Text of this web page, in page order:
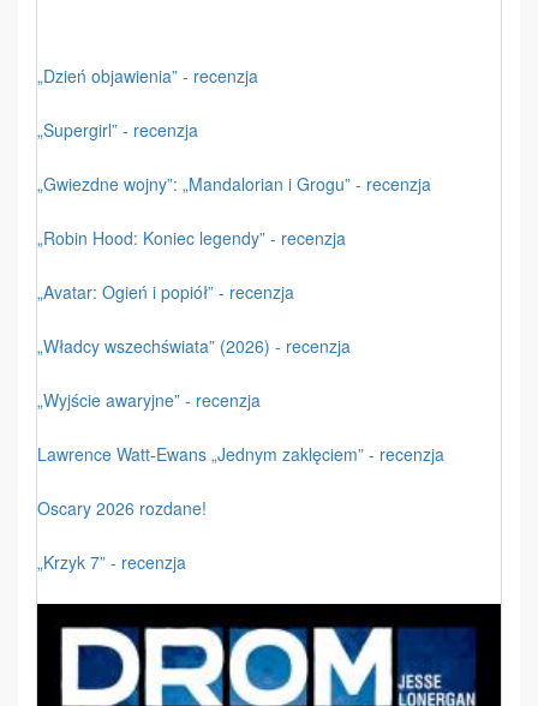
„Dzień objawienia” - recenzja
„Supergirl” - recenzja
„Gwiezdne wojny”: „Mandalorian i Grogu” - recenzja
„Robin Hood: Koniec legendy” - recenzja
„Avatar: Ogień i popiół” - recenzja
„Władcy wszechświata” (2026) - recenzja
„Wyjście awaryjne” - recenzja
Lawrence Watt-Ewans „Jednym zaklęciem” - recenzja
Oscary 2026 rozdane!
„Krzyk 7” - recenzja